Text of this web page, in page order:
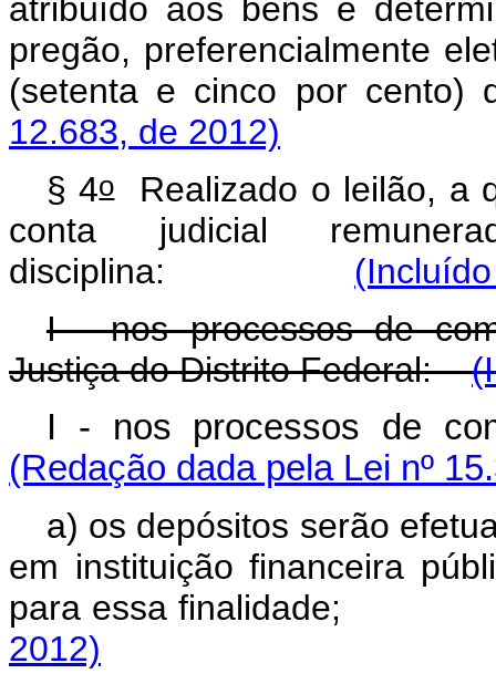
atribuído aos bens e
pregão, preferencialmente
(setenta e cinco por
12.683, de 2012)
§ 4oRealizado o leilão, a
conta judicial
disciplina:
I - nos processos de
Justiça do Distrito Federal:
I - nos processos de
(Redação dada pela Lei nº
a) os depósitos serão
em instituição financeira
para essa
2012)